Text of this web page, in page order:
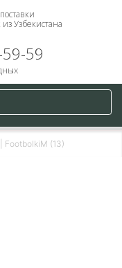
Узбекистана
59
FootbolkiM (13)